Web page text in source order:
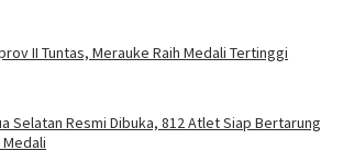
II Tuntas, Merauke Raih Medali Tertinggi
Selatan Resmi Dibuka, 812 Atlet Siap Bertarung